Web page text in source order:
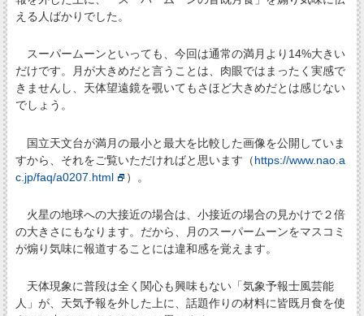
える人ばかりでした。
スーパームーンといっても、今回は通常の満月より14%大きい
だけです。月が大きめだと言うことは、肉眼ではまったく実感で
きませんし、天体望遠鏡を覗いてもさほど大きめだとは感じない
でしょう。
国立天文台が満月の最小と最大を比較した画像を公開していま
すから、それをご覧いただければと思います（https://www.nao.a
c.jp/faq/a0207.html
）。
火星の地球への大接近の場合は、小接近の場合の見かけで２倍
の大きさにもなります。だから、月のスーパームーンをマスコミ
が煽り気味に報道することには違和感を覚えます。
天体現象に普段は全く関心も興味もない「気象予報士風芸能
人」が、天気予報を外した上に、話題作りの材料に皆既月食を使